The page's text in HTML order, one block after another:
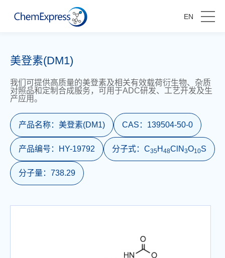
EN
美登素(DM1)
我们可提供高质量的美登素及相关有效载荷衍生物、杂质
对照品和定制合成服务，可用于ADC研发、工艺开发及生
产应用。
产品名称： 美登素(DM1) CAS： 139504-50-0
产品编号： HY-19792 分子式： C35H 48ClN 3O10S
分子量： 738.29